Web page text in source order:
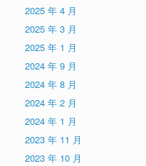
2025 年 4 月
2025 年 3 月
2025 年 1 月
2024 年 9 月
2024 年 8 月
2024 年 2 月
2024 年 1 月
2023 年 11 月
2023 年 10 月